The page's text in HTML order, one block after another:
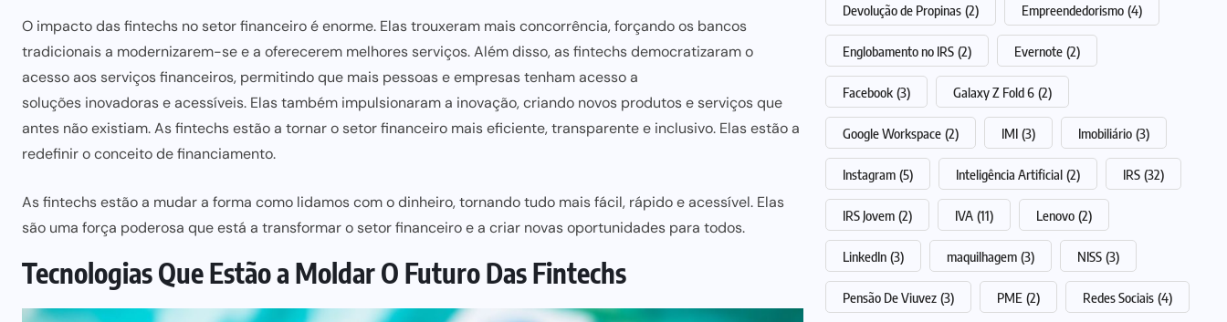
O impacto das fintechs no setorfinanceiro é enorme. Elas trouxeram mais concorrência, forçando os bancos
tradicionais a modernizarem-se e a oferecerem melhores serviços. Além disso, as fintechs democratizaram o
acesso aos serviços financeiros, permitindo que mais pessoas e empresas tenham acesso a
soluções inovadoras e acessíveis. Elas também impulsionaram a inovação, criando novos produtos e serviços que
antes não existiam. As fintechs estão a tornar o setor financeiro mais eficiente, transparente e inclusivo. Elas estão a
redefinir o conceito de financiamento.
As fintechs estão a mudar a forma como lidamos com o dinheiro, tornando tudo mais fácil, rápido e acessível. Elas
são uma força poderosa que está a transformar o setorfinanceiro e a criar novas oportunidades para todos.
Tecnologias Que Estão a Moldar O Futuro Das Fintechs
Devolução de Propinas (2) Empreendedorismo (4)
Englobamento no IRS (2) Evernote (2)
Facebook (3) Galaxy Z Fold 6 (2)
Google Workspace (2) IMI (3) Imobiliário (3)
Instagram (5) Inteligência Artificial (2) IRS (32)
IRS Jovem (2) IVA (11) Lenovo (2)
LinkedIn (3) maquilhagem (3) NISS (3)
Pensão De Viuvez (3) PME (2) Redes Sociais (4)